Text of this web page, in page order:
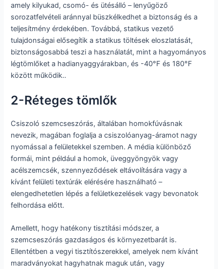
amely kilyukad, csomó- és ütésálló – lenyűgöző
sorozatfelvételi aránnyal büszkélkedhet a biztonság és a
teljesítmény érdekében. Továbbá, statikus vezető
tulajdonságai elősegítik a statikus töltések eloszlatását,
biztonságosabbá teszi a használatát, mint a hagyományos
légtömlőket a hadianyaggyárakban, és -40°F és 180°F
között működik..
2-Réteges tömlők
Csiszoló szemcseszórás, általában homokfúvásnak
nevezik, magában foglalja a csiszolóanyag-áramot nagy
nyomással a felületekkel szemben. A média különböző
formái, mint például a homok, üveggyöngyök vagy
acélszemcsék, szennyeződések eltávolítására vagy a
kívánt felületi textúrák elérésére használható –
elengedhetetlen lépés a felületkezelések vagy bevonatok
felhordása előtt.
Amellett, hogy hatékony tisztítási módszer, a
szemcseszórás gazdaságos és környezetbarát is.
Ellentétben a vegyi tisztítószerekkel, amelyek nem kívánt
maradványokat hagyhatnak maguk után, vagy